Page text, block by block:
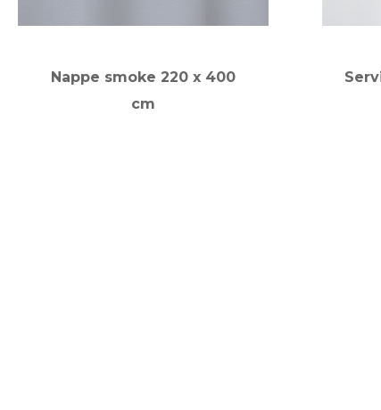
Nappe smoke 220 x 400
cm